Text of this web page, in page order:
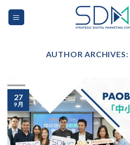
AUTHOR ARCHIVES:
27
9 月